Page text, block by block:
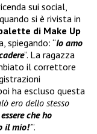
sui social,
si è rivista in
di Make Up
spiegando: “Io amo
”. La ragazza
il correttore
ha escluso questa
ero dello stesso
che ho
il mio!’”.